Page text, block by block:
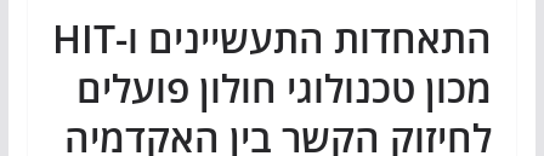
התאחדות התעשיינים ו-HIT
מכון טכנולוגי חולון פועלים
לחיזוק הקשר בין האקדמיה